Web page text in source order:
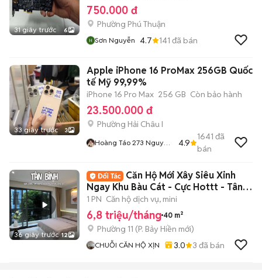
31 giây trước 6
750.000 đ
Phường Phú Thuận
Sơn Nguyễn 4.7 141 đã bán
33 giây trước 3
Apple iPhone 16 ProMax 256GB Quốc
tế Mỹ 99,99%
iPhone 16 Pro Max 256 GB Còn bảo hành
23.500.000 đ
Phường Hải Châu I
Hoàng Táo 273 Nguyễn
4.9
1641 đã
bán
36 giây trước 12
Căn Hộ Mới Xây Siêu Xinh
Ngay Khu Bàu Cát - Cực Hottt - Tân
Bình 🔥
1 PN Căn hộ dịch vụ, mini
6,8 triệu/tháng 40 m²
Phường 11 (P. Bảy Hiền mới)
CHUỖI CĂN HỘ XỊN 3.0 3 đã bán